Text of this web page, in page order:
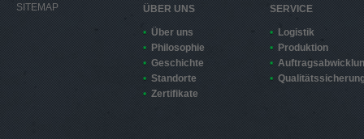
SITEMAP ÜBER UNS
Über uns
Philosophie
Geschichte
Standorte
Zertifikate
SERVICE
Logistik
Produktion